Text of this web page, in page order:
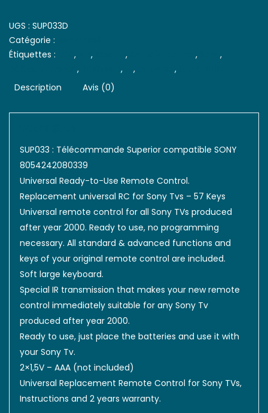
UGS : SUP033D
Catégorie :
Étiquettes :
, , , ,
,
, , , ,
Description
Avis (0)
SUP033 : Télécommande Superior compatible SONY
8054242080339
Universal Ready-to-Use Remote Control.
Replacement universal RC for Sony Tvs – 57 Keys
Universal remote control for all Sony TVs produced
after year 2000. Ready to use, no programming
necessary. All standard & advanced functions and
keys of your original remote control are included.
Soft large keyboard.
Special IR transmission that makes your new remote
control immediately suitable for any Sony Tv
produced after year 2000.
Ready to use, just place the batteries and use it with
your Sony Tv.
2×1,5V – AAA (not included)
Universal Replacement Remote Control for Sony TVs,
Instructions and 2 years warranty.